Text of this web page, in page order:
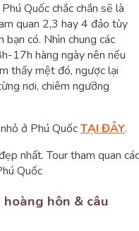
Quốc chắc chắn sẽ là
quan 2,3 hay 4 đảo tùy
có. Nhìn chung các
17h hàng ngày nên nếu
thấy mệt đó, ngược lại
nơi, chiêm ngưỡng
ở Phú QuốcTẠI ĐÂY.
Quốc
hôn & câu